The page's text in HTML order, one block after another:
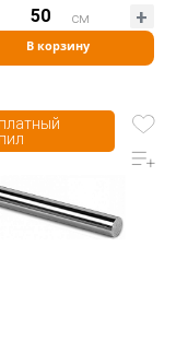
В корзину
см